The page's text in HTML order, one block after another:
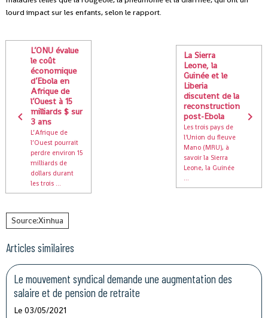
lourd impact sur les enfants, selon le rapport.
L’ONU évalue
le coût
économique
d’Ebola en
Afrique de
l’Ouest à 15
milliards $ sur
3 ans
L’Afrique de
l’Ouest pourrait
perdre environ 15
milliards de
dollars durant
les trois ...
La Sierra
Leone, la
Guinée et le
Liberia
discutent de la
reconstruction
post-Ebola
Les trois pays de
l'Union du fleuve
Mano (MRU), à
savoir la Sierra
Leone, la Guinée
...
Source:Xinhua
Articles similaires
Le mouvement syndical demande une augmentation des
salaire et de pension de retraite
Le 03/05/2021